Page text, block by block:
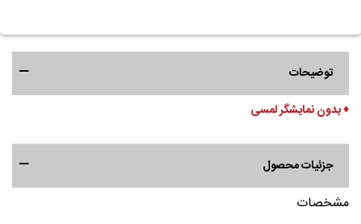
توضیحات
♦️ بدون نمایشگر لمسی
جزئیات محصول
مشخصات